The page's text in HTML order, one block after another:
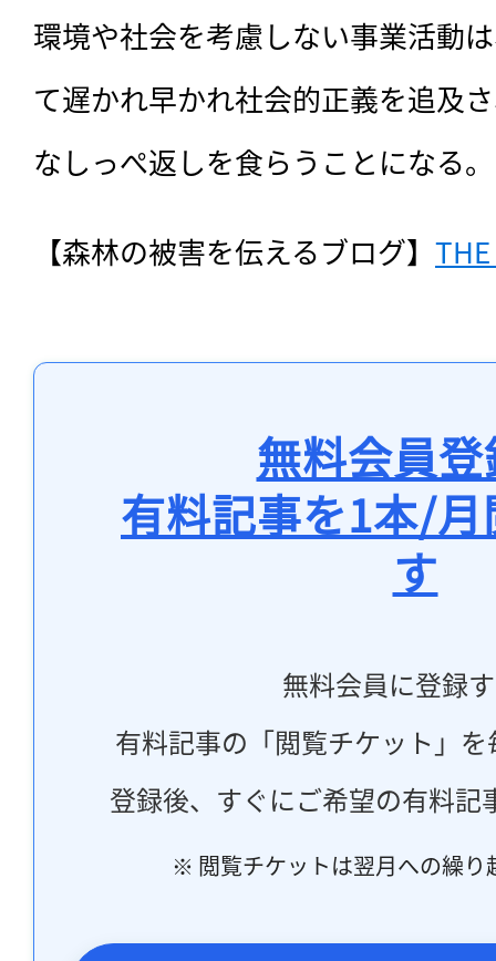
環境や社会を考慮しない事業活動
て遅かれ早かれ社会的正義を追及
なしっぺ返しを食らうことになる。
【森林の被害を伝えるブログ】
無料会員
有料記事を1本/
す
無料会員に登録
有料記事の「閲覧チケット」
登録後、すぐにご希望の有料記
※ 閲覧チケットは翌月への繰り